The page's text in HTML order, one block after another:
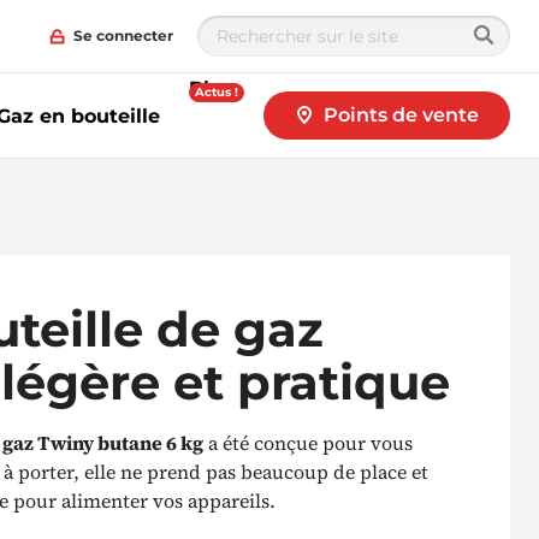
Se connecter
en bouteille
Blog
Actus !
Points de vente
de gaz
et pratique
Twiny butane 6 kga été conçue pour vous
porter, elle ne prend pas beaucoup de place et
pour alimenter vos appareils.